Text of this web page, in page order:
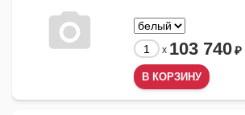
x 103 740₽